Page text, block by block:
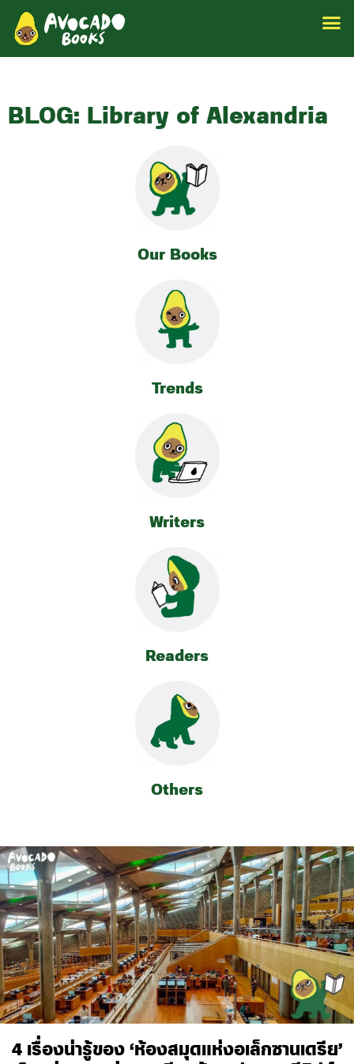
BLOG: Library of Alexandria
Our Books
Trends
Writers
Readers
Others
4 เรื่องน่ารู้ของ ‘ห้องสมุดแห่งอเล็กซานเดรีย’